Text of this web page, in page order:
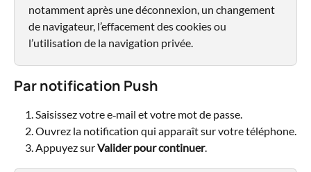
notamment après une déconnexion, un changement
de navigateur, l’effacement des cookies ou
l’utilisation de la navigation privée.
Par notification Push
Saisissez votre e‑mail et votre mot de passe.
Ouvrez la notification qui apparaît sur votre téléphone.
Appuyez sur Valider pour continuer.